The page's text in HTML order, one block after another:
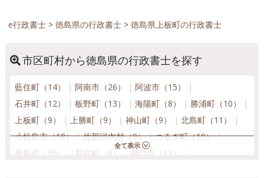
e行政書士> 徳島県の行政書士> 徳島県上板町の行政書士
市区町村から徳島県の行政書士を探す
藍住町（14） 阿南市（26）
阿波市（15）
石井町（12）
板野町（13） 海陽町（8）
勝浦町（10）
上板町（9）
上勝町（9） 神山町（9）
北島町（11）
小松島市（18）
佐那河内村（9）
つるぎ町（10）
徳島市（95）
那賀町（8）
鳴門市（15）